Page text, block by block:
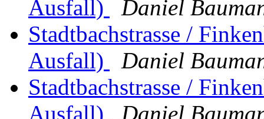
Ausfall)
Daniel
Stadtbachstrasse /
Ausfall)
Daniel
Stadtbachstrasse /
Ausfall)
Daniel